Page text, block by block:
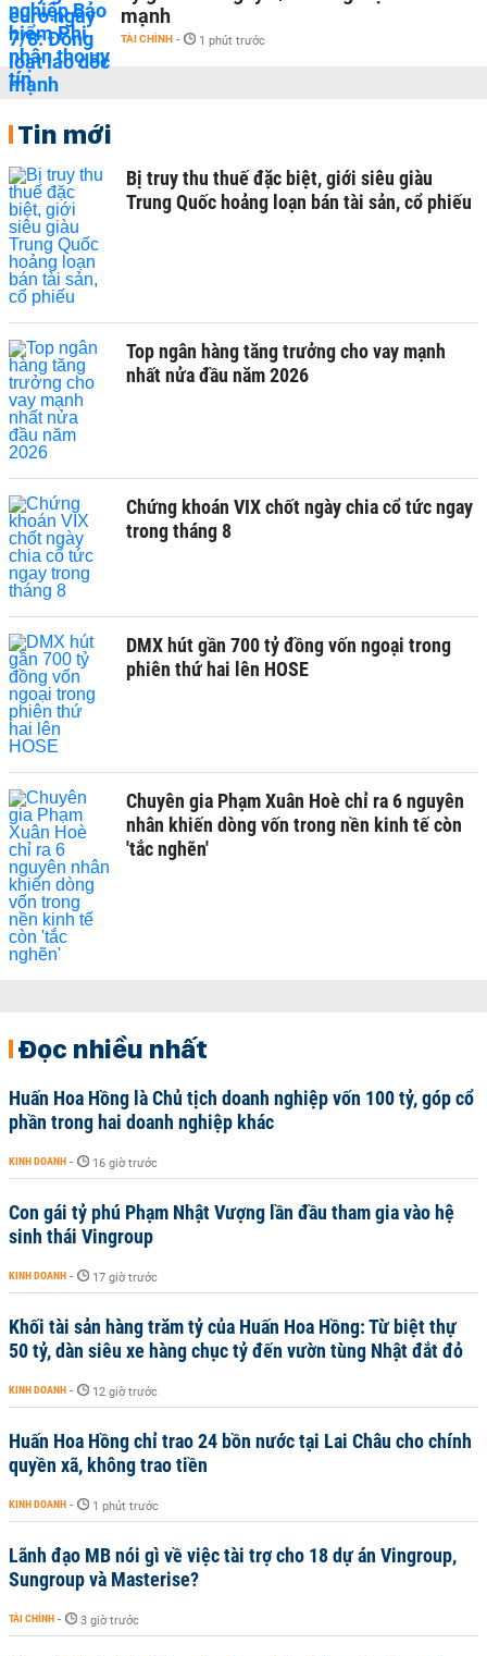
mạnh
TÀI CHÍNH - 1 phút trước
Tin mới
Bị truy thu thuế đặc biệt, giới siêu giàu
Trung Quốc hoảng loạn bán tài sản, cổ phiếu
Top ngân hàng tăng trưởng cho vay mạnh
nhất nửa đầu năm 2026
Chứng khoán VIX chốt ngày chia cổ tức ngay
trong tháng 8
DMX hút gần 700 tỷ đồng vốn ngoại trong
phiên thứ hai lên HOSE
Chuyên gia Phạm Xuân Hoè chỉ ra 6 nguyên
nhân khiến dòng vốn trong nền kinh tế còn
'tắc nghẽn'
Đọc nhiều nhất
Huấn Hoa Hồng là Chủ tịch doanh nghiệp vốn 100 tỷ, góp cổ
phần trong hai doanh nghiệp khác
KINH DOANH - 16 giờ trước
Con gái tỷ phú Phạm Nhật Vượng lần đầu tham gia vào hệ
sinh thái Vingroup
KINH DOANH - 17 giờ trước
Khối tài sản hàng trăm tỷ của Huấn Hoa Hồng: Từ biệt thự
50 tỷ, dàn siêu xe hàng chục tỷ đến vườn tùng Nhật đắt đỏ
KINH DOANH - 12 giờ trước
Huấn Hoa Hồng chỉ trao 24 bồn nước tại Lai Châu cho chính
quyền xã, không trao tiền
KINH DOANH - 1 phút trước
Lãnh đạo MB nói gì về việc tài trợ cho 18 dự án Vingroup,
Sungroup và Masterise?
TÀI CHÍNH - 3 giờ trước